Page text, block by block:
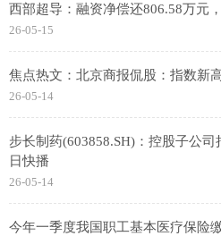
西部超导：融资净偿还806.58万元
26-05-15
焦点热文：北京商报侃股：指数新
26-05-14
步长制药(603858.SH)：控股子公
日快播
26-05-14
今年一季度我国职工基本医疗保险